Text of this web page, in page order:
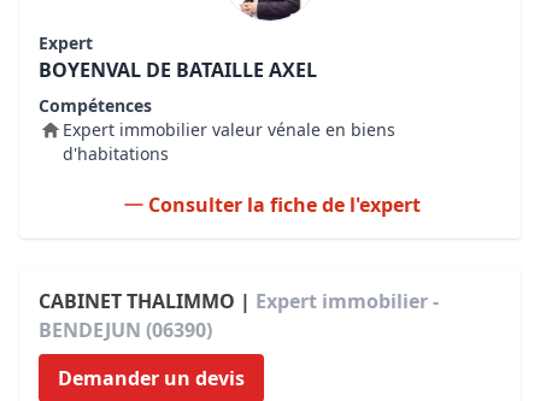
Expert
BOYENVAL DE BATAILLE AXEL
Compétences
Expert immobilier valeur vénale en biens
d'habitations
Consulter la fiche de l'expert
CABINET THALIMMO | Expert immobilier -
BENDEJUN (06390)
Demander un devis